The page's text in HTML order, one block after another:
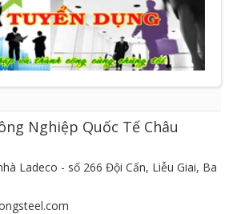
Nghiệp Quốc Tế Châu
Ladeco - số 266 Đội Cấn, Liễu Giai, Ba